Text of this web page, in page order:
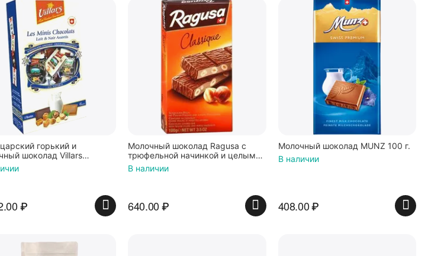
горький и
шоколад Villars
ассорти в мини-
250 гр
₽
Молочный шоколад Ragusa с
трюфельной начинкой и целыми
лесными орехами 100г
В наличии
640.00₽
Молочный шоколад MUNZ 100 г.
В наличии
408.00₽